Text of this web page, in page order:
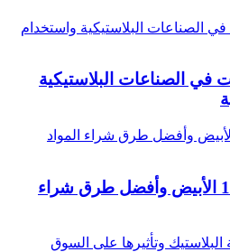
في الصناعات البلاستيكية
تكلفة بي في سي 100/60 الأبيض وأفضل طرق شراء